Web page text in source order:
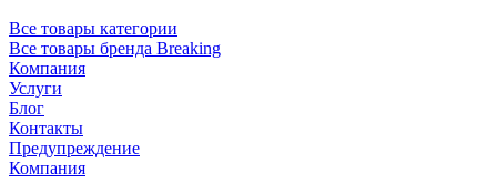
Все товары категории
Все товары бренда Breaking
Компания
Услуги
Блог
Контакты
Предупреждение
Компания